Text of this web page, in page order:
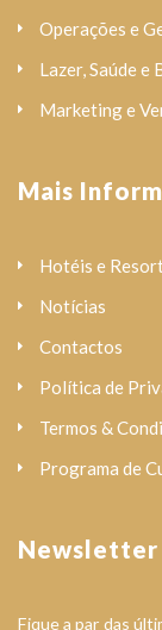
Operações e
Lazer, Saúde e
Marketing e
Mais
Hotéis e
Notícias
Contactos
Política de
Termos &
Programa de
Newsletter
Fique a par das